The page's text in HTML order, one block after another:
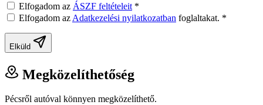
Elfogadom az ÁSZF feltételeit *
Elfogadom az Adatkezelési nyilatkozatban foglaltakat. *
Elküld
Megközelíthetőség
Pécsről autóval könnyen megközelíthető.